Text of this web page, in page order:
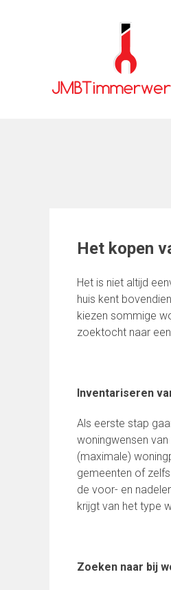
Het kopen
Het is niet altijd
huis kent
kiezen sommige
zoektocht naar
Inventariseren
Als eerste stap
woningwensen
(maximale)
gemeenten of
de voor- en
krijgt van het type
Zoeken naar bij